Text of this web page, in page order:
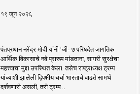
१९ जून २०२६
पंतप्रधान नरेंद्र मोदी यांनी 'जी- ७ परिषदेत जागतिक
आर्थिक विकासाचे नवे प्रारूप मांडताना, सागरी सुरक्षेचा
महत्त्वाचा मुद्दा उपस्थित केला. तसेच राष्ट्राध्यक्ष ट्रम्प
यांच्याशी झालेली द्विपक्षीय चर्चा भारताचे वाढते सामर्थ
दर्शवणारी असली, तरी ट्रम्प ..